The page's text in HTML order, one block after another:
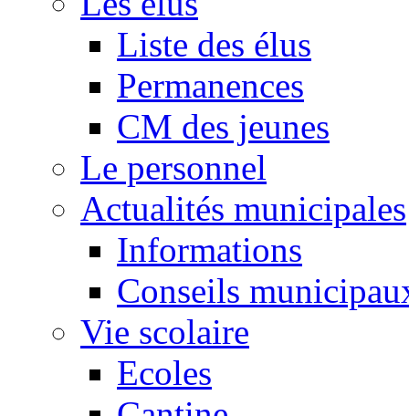
Liste des élus
Permanences
CM des jeunes
Le personnel
Actualités municipales
Informations
Conseils
Vie scolaire
Ecoles